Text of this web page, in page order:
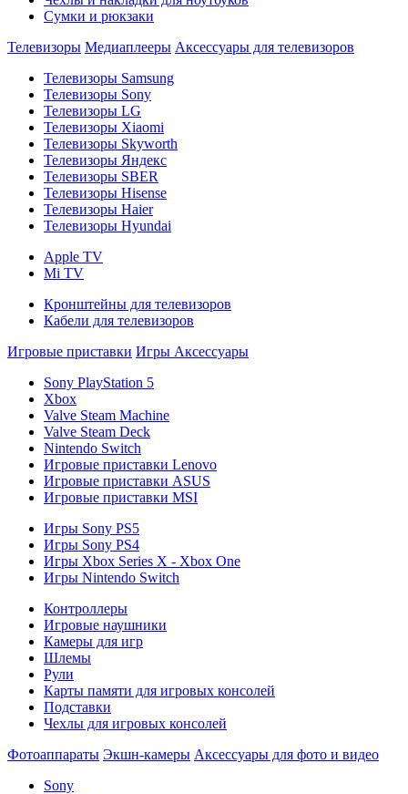
Сумки и рюкзаки
Телевизоры Медиаплееры Аксессуары для телевизоров
Телевизоры Samsung
Телевизоры Sony
Телевизоры LG
Телевизоры Xiaomi
Телевизоры Skyworth
Телевизоры Яндекс
Телевизоры SBER
Телевизоры Hisense
Телевизоры Haier
Телевизоры Hyundai
Apple TV
Mi TV
Кронштейны для телевизоров
Кабели для телевизоров
Игровые приставки Игры Аксессуары
Sony PlayStation 5
Xbox
Valve Steam Machine
Valve Steam Deck
Nintendo Switch
Игровые приставки Lenovo
Игровые приставки ASUS
Игровые приставки MSI
Игры Sony PS5
Игры Sony PS4
Игры Xbox Series X - Xbox One
Игры Nintendo Switch
Контроллеры
Игровые наушники
Камеры для игр
Шлемы
Рули
Карты памяти для игровых консолей
Подставки
Чехлы для игровых консолей
Фотоаппараты Экшн-камеры Аксессуары для фото и видео
Sony